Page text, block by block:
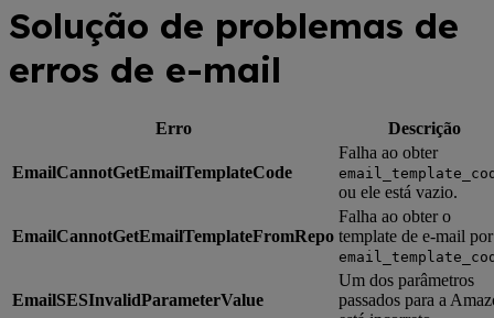
Solução de problemas de
erros de e-mail
Erro Descrição
EmailCannotGetEmailTemplateCode
Falha ao obter
ou ele está vazio.
EmailCannotGetEmailTemplateFromRepo
Falha ao obter o
template de e-mail por
EmailSESInvalidParameterValue
Um dos parâmetros
passados para a